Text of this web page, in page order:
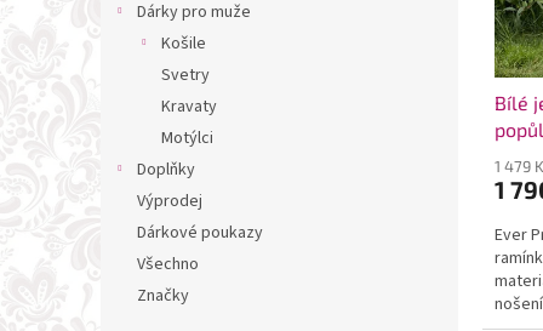
Dárky pro muže
Košile
Svetry
Kravaty
Motýlci
Doplňky
Výprodej
Dárkové poukazy
Všechno
Značky
Bílé
1 479
1
Ever